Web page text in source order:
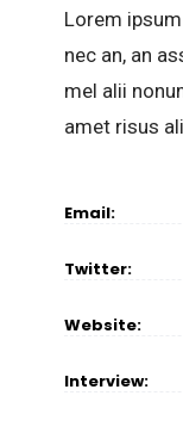
Lorem
nec an, an
mel alii
amet risus
Email:
Twitter:
Website:
Interview: